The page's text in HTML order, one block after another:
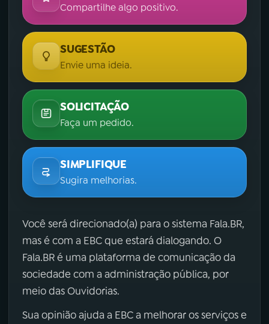
Compartilhe algo positivo.
SUGESTÃO
Envie uma ideia.
SOLICITAÇÃO
Faça um pedido.
SIMPLIFIQUE
Sugira melhorias.
Você será direcionado(a) para o sistema Fala.BR,
mas é com a EBC que estará dialogando. O
Fala.BR é uma plataforma de comunicação da
sociedade com a administração pública, por
meio das Ouvidorias.
Sua opinião ajuda a EBC a melhorar os serviços e